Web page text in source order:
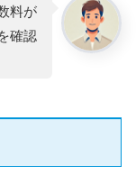
料が
確認